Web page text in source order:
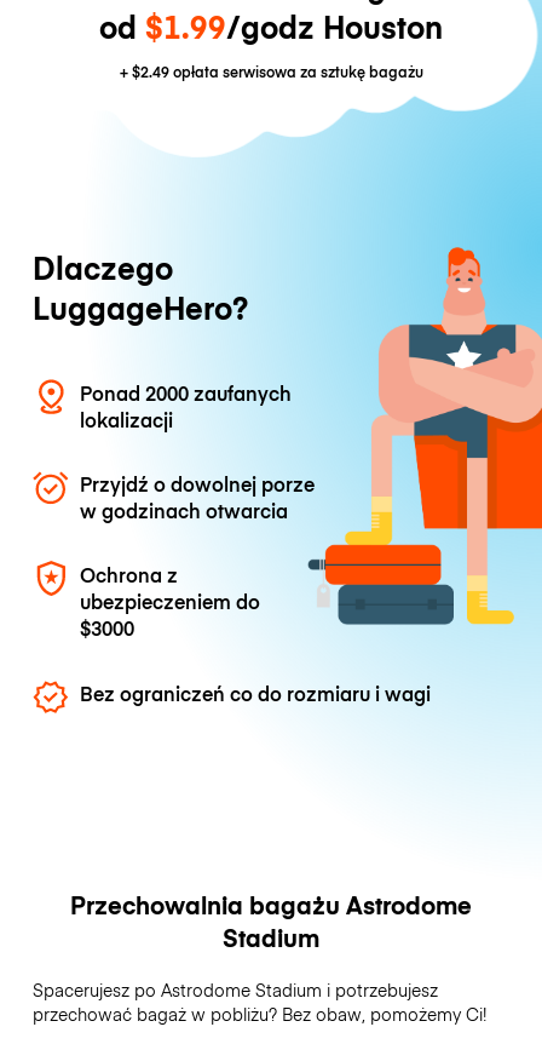
od $1.99/godz Houston
+$2.49opłata serwisowa za sztukę bagażu
Dlaczego
LuggageHero?
Ponad 2000 zaufanych
lokalizacji
Przyjdź o dowolnej porze
w godzinach otwarcia
Ochrona z
ubezpieczeniem do
$3000
Bez ograniczeń co do rozmiaru i wagi
Przechowalnia bagażu Astrodome
Stadium
Spacerujesz po Astrodome Stadium i potrzebujesz
przechować bagaż w pobliżu? Bez obaw, pomożemy Ci!